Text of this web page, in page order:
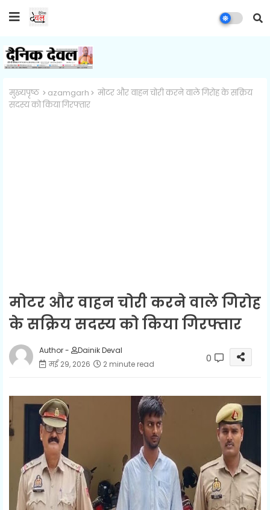
मुख्यपृष्ठ azamgarh
मोटर और वाहन चोरी करने वाले गिरोह के सक्रिय
सदस्य को किया गिरफ्तार
मोटर और वाहन चोरी करने वाले गिरोह
के सक्रिय सदस्य को किया गिरफ्तार
Author -
Dainik Deval
मई 29, 2026
2 minute read 0